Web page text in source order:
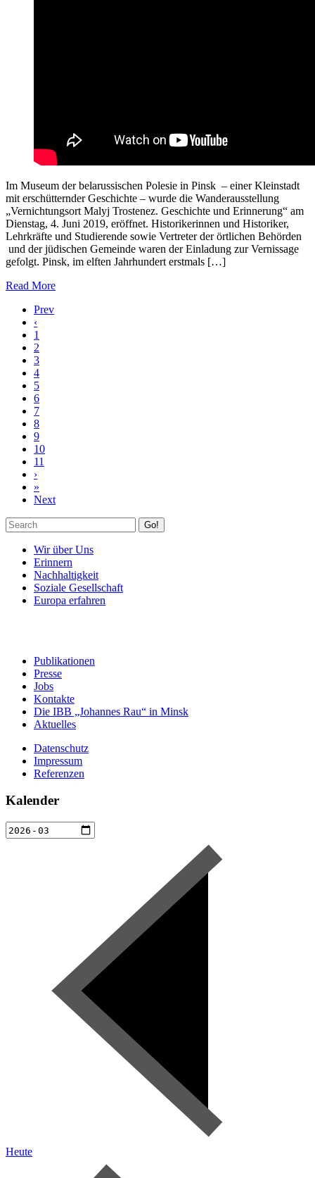
Im Museum der belarussischen Polesie in Pinsk – einer Kleinstadt
mit erschütternder Geschichte – wurde die Wanderausstellung
„Vernichtungsort Malyj Trostenez. Geschichte und Erinnerung“ am
Dienstag, 4. Juni 2019, eröffnet. Historikerinnen und Historiker,
Lehrkräfte und Studierende sowie Vertreter der örtlichen Behörden
und der jüdischen Gemeinde waren der Einladung zur Vernissage
gefolgt. Pinsk, im elften Jahrhundert erstmals […]
Read More
Prev
‹
1
2
3
4
5
6
7
8
9
10
11
›
»
Next
Go!
Wir über Uns
Erinnern
Nachhaltigkeit
Soziale Gesellschaft
Europa erfahren
Publikationen
Presse
Jobs
Kontakte
Die IBB „Johannes Rau“ in Minsk
Aktuelles
Datenschutz
Impressum
Referenzen
Kalender
Heute